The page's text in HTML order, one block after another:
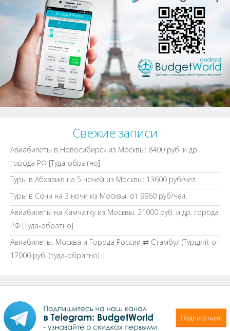
Свежие записи
Авиабилеты в Новосибирск из Москвы: 8400 руб. и др.
города РФ [Туда-обратно]
Туры в Абхазию на 5 ночей из Москвы: 13600 руб/чел.
Туры в Сочи на 3 ночи из Москвы: от 9960 руб/чел.
Авиабилеты на Камчатку из Москвы: 21000 руб. и др. города
РФ [Туда-обратно]
Авиабилеты. Москва и Города России ⇄ Стамбул (Турция): от
17000 руб. (туда-обратно).